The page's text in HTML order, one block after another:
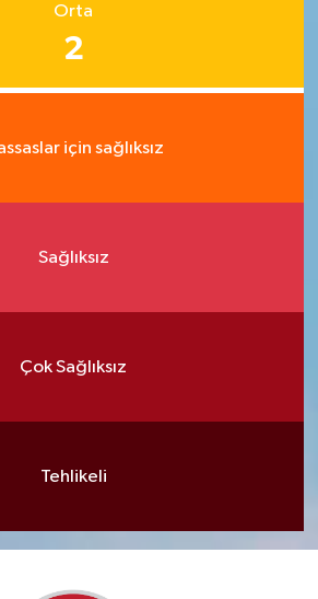
Orta
2
için sağlıksız
Sağlıksız
Çok Sağlıksız
Tehlikeli